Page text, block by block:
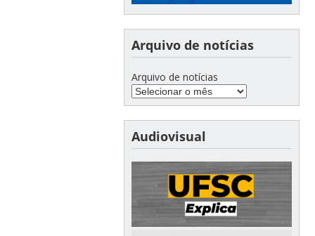
Arquivo de notícias
Arquivo de notícias
Audiovisual